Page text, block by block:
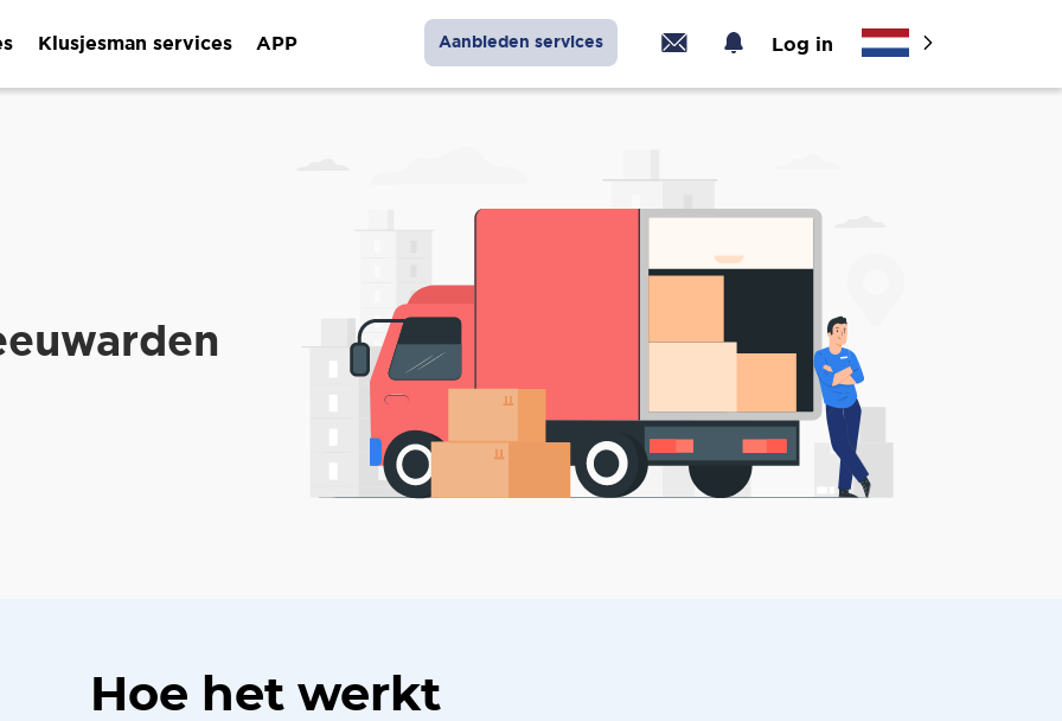
Klusjesman services APP Aanbieden services Log in
Hoe het werkt